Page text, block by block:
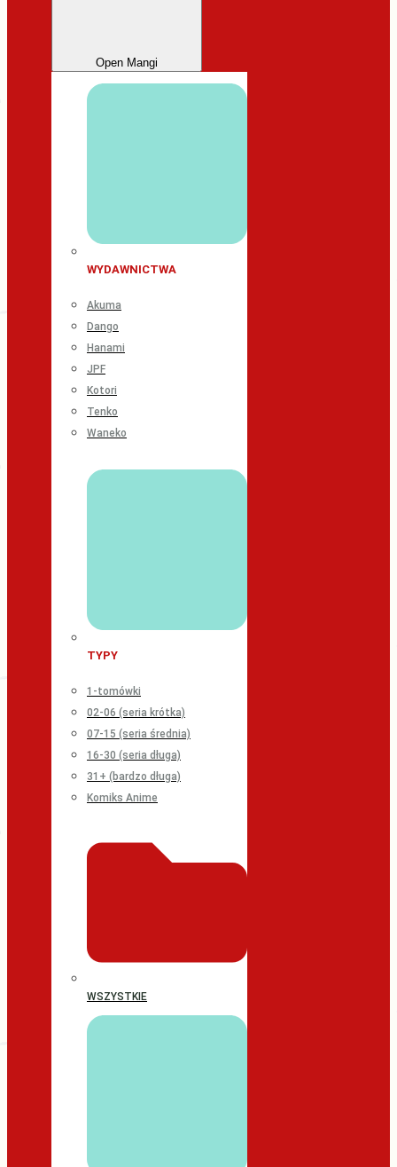
Open Mangi
WYDAWNICTWA
Akuma
Dango
Hanami
JPF
Kotori
Tenko
Waneko
TYPY
1-tomówki
02-06 (seria krótka)
07-15 (seria średnia)
16-30 (seria długa)
31+ (bardzo długa)
Komiks Anime
WSZYSTKIE